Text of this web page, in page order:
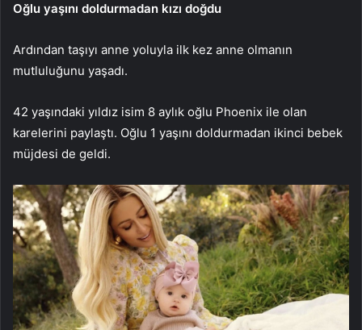
Oğlu yaşını doldurmadan kızı doğdu
Ardından taşıyı anne yoluyla ilk kez anne olmanın
mutluluğunu yaşadı.
42 yaşındaki yıldız isim 8 aylık oğlu Phoenix ile olan
karelerini paylaştı. Oğlu 1 yaşını doldurmadan ikinci bebek
müjdesi de geldi.